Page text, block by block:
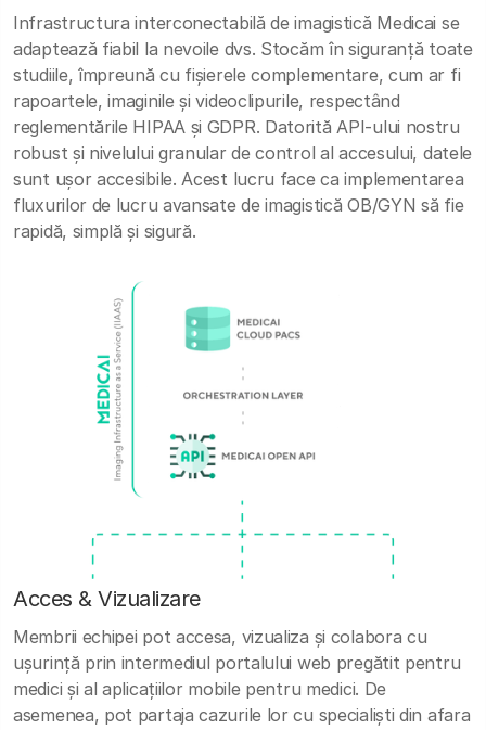
Infrastructura interconectabilă de imagistică Medicai se
adaptează fiabil la nevoile dvs. Stocăm în siguranță toate
studiile, împreună cu fișierele complementare, cum ar fi
rapoartele, imaginile și videoclipurile, respectând
reglementările HIPAA și GDPR. Datorită API-ului nostru
robust și nivelului granular de control al accesului, datele
sunt ușor accesibile. Acest lucru face ca implementarea
fluxurilor de lucru avansate de imagistică OB/GYN să fie
rapidă, simplă și sigură.
Acces & Vizualizare
Membrii echipei pot accesa, vizualiza și colabora cu
ușurință prin intermediul portalului web pregătit pentru
medici și al aplicațiilor mobile pentru medici. De
asemenea, pot partaja cazurile lor cu specialiști din afara